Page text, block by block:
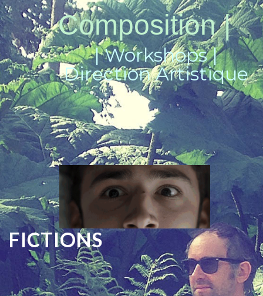
Composition |
| Workshops |
Direction Artistique
FICTIONS